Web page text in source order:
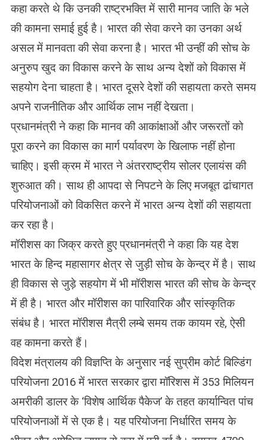
कहा करते थे कि उनकी राष्ट्रभक्ति में सारी मानव जाति के भले
की कामना समाई हुई है। भारत की सेवा करने का उनका अर्थ
असल में मानवता की सेवा करना है। भारत भी उन्हीं की सोच के
अनुरुप खुद का विकास करने के साथ अन्य देशों को विकास में
सहयोग देना चाहता है। भारत दूसरे देशों की सहायता करते समय
अपने राजनीतिक और आर्थिक लाभ नहीं देखता।
प्रधानमंत्री ने कहा कि मानव की आकांक्षाओं और जरूरतों को
पूरा करने का विकास का मार्ग पर्यावरण के खिलाफ नहीं होना
चाहिए। इसी क्रम में भारत ने अंतरराष्ट्रीय सोलर एलायंस की
शुरुआत की। साथ ही आपदा से निपटने के लिए मजबूत ढांचागत
परियोजनाओं को विकसित करने में भारत अन्य देशों की सहायता
कर रहा है।
मॉरीशस का जिक्र करते हुए प्रधानमंत्री ने कहा कि यह देश
भारत के हिन्द महासागर क्षेत्र से जुड़ी सोच के केन्द्र में है। साथ
ही विकास से जुड़े सहयोग में भी मॉरीशस भारत की सोच के केन्द्र
में ही है। भारत और मॉरीशस का पारिवारिक और सांस्कृतिक
संबंध है। भारत मॉरीशस मैत्री लम्बे समय तक कायम रहे, ऐसी
वह कामना करते हैं।
विदेश मंत्रालय की विज्ञप्ति के अनुसार नई सुप्रीम कोर्ट बिल्डिंग
परियोजना 2016 में भारत सरकार द्वारा मॉरिशस में 353 मिलियन
अमरीकी डालर के ‘विशेष आर्थिक पैकेज’ के तहत कार्यान्वित पांच
परियोजनाओं में से एक है। यह परियोजना निर्धारित समय के